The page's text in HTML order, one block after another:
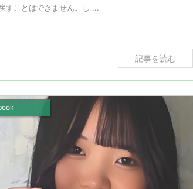
すことはできません。し ...
記事を読む